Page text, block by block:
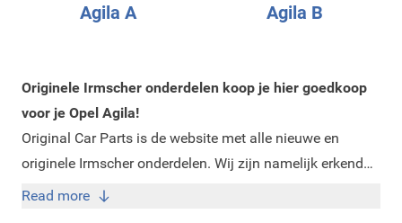
Agila A Agila B
Originele Irmscher onderdelen koop je hier goedkoop
voor je Opel Agila!
Original Car Parts is de website met alle nieuwe en
originele Irmscher onderdelen. Wij zijn namelijk erkend
dealer van Irmscher. Op onze website vindt u alle nieuwe
Read more